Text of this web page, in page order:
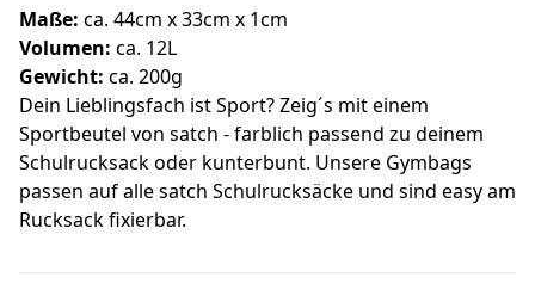
Maße: ca. 44cm x 33cm x 1cm
Volumen: ca. 12L
Gewicht: ca. 200g
Dein Lieblingsfach ist Sport? Zeig´s mit einem
Sportbeutel von satch - farblich passend zu deinem
Schulrucksack oder kunterbunt. Unsere Gymbags
passen auf alle satch Schulrucksäcke und sind easy am
Rucksack fixierbar.